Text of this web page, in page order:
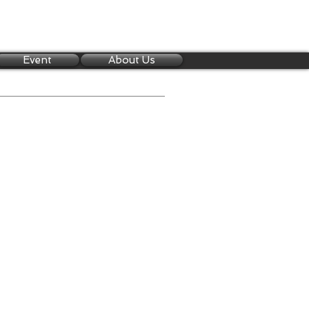
Event About Us